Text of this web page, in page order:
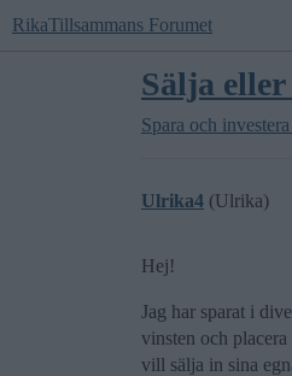
RikaTillsammans Forumet
Sälja
Spara och investera
Ulrika4 (Ulrika)
Hej!
Jag har sparat i
vinsten och
vill sälja in sina